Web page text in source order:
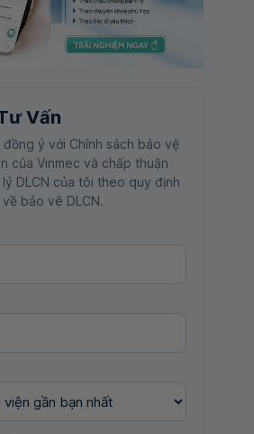
Vấn
ý với Chính sách bảo vệ
của Vinmec và chấp thuận
DLCN của tôi theo quy định
bảo vệ DLCN.